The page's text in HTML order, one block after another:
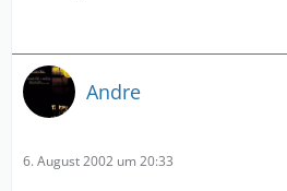
Andre
6. August 2002 um 20:33